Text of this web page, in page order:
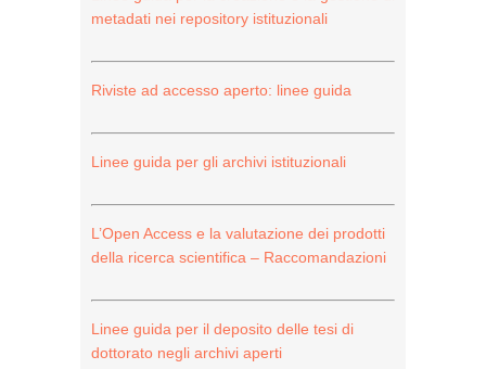
metadati nei repository istituzionali
Riviste ad accesso aperto: linee guida
Linee guida per gli archivi istituzionali
L’Open Access e la valutazione dei prodotti
della ricerca scientifica – Raccomandazioni
Linee guida per il deposito delle tesi di
dottorato negli archivi aperti